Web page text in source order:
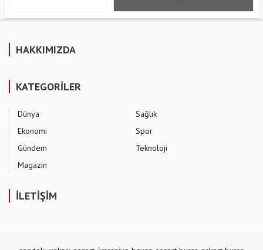
HAKKIMIZDA
KATEGORİLER
Dünya
Ekonomi
Gündem
Magazin
Sağlık
Spor
Teknoloji
İLETİŞİM